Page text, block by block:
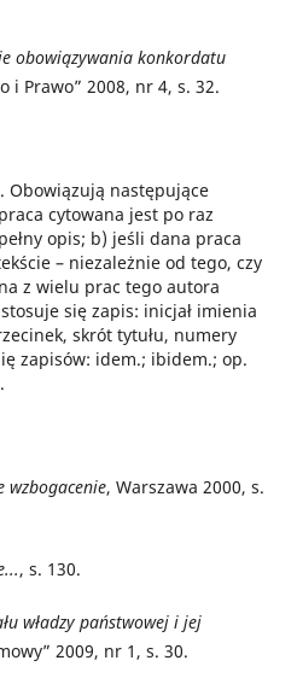
obowiązywania konkordatu
i Prawo” 2008, nr 4, s. 32.
. Obowiązują następujące
cytowana jest po raz
opis; b) jeśli dana praca
– niezależnie od tego, czy
z wielu prac tego autora
się zapis: inicjał imienia
skrót tytułu, numery
zapisów: idem.; ibidem.; op.
wzbogacenie, Warszawa 2000, s.
, s. 130.
władzy państwowej i jej
2009, nr 1, s. 30.